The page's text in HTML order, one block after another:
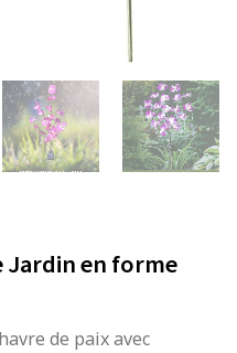
Jardin en forme
de paix avec